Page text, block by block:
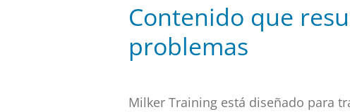
Contenido que
problemas
Milker Training está diseñado para